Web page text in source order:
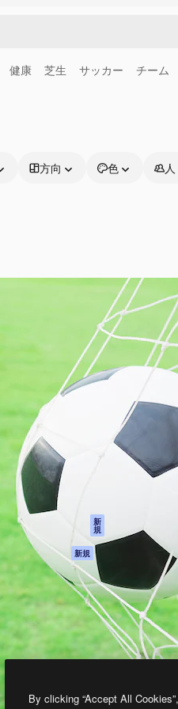
健康 芝生 サッカー チーム
方向 色 人
AI アシスタント
AI 画像生成ツール
AI 動画生成ツール
AI 音声合成ツール
ストックコンテン
ツ
Claude/ChatGPT
向けMCP
新
規
エージェント 新規
API
モバイルアプリ
すべてのMagnificツ
ール
はじめに
ドキュメ
サポート
プライバ
シー
トラスト
アフィ
法人向け
無断複写・転載を禁じます
By clicking “Accept All